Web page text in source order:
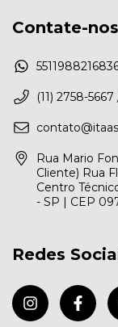
Contate-nos
(11) 2758-
Rua Mario
Cliente) Rua
Centro
- SP | CEP
Redes